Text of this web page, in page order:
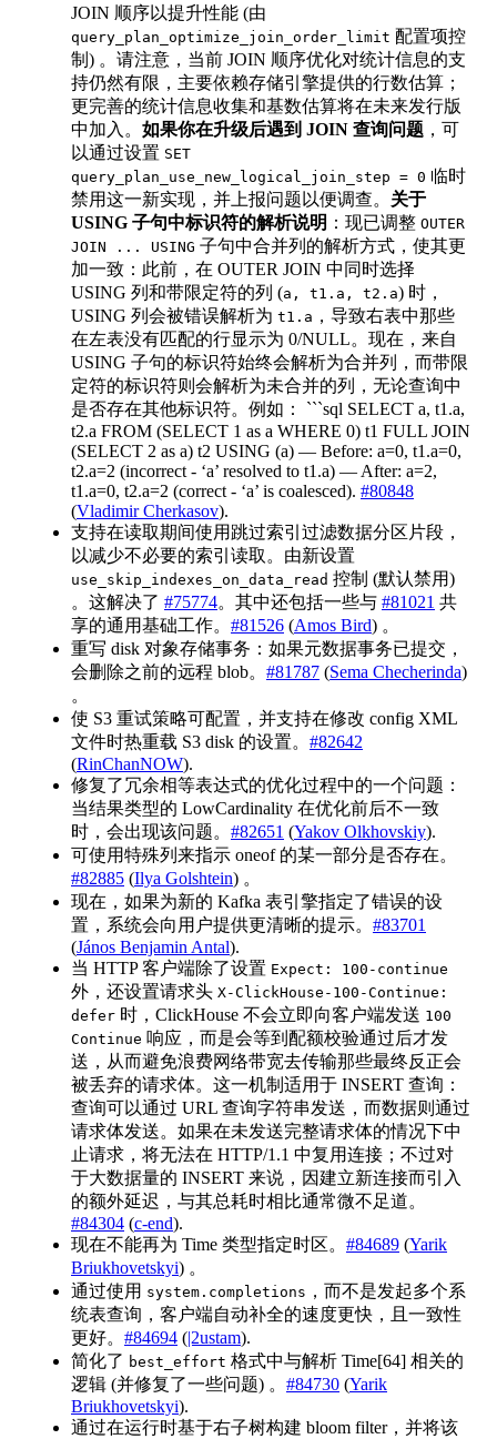
JOIN 顺序以提升性能 (由
query_plan_optimize_join_order_limit 配置项控
制) 。请注意，当前 JOIN 顺序优化对统计信息的支
持仍然有限，主要依赖存储引擎提供的行数估算；
更完善的统计信息收集和基数估算将在未来发行版
中加入。 如果你在升级后遇到 JOIN 查询问题 ，可
以通过设置 SET
query_plan_use_new_logical_join_step = 0 临时
禁用这一新实现，并上报问题以便调查。 关于
USING 子句中标识符的解析说明 ：现已调整 OUTER
JOIN ... USING 子句中合并列的解析方式，使其更
加一致：此前，在 OUTER JOIN 中同时选择
USING 列和带限定符的列 (a, t1.a, t2.a) 时，
USING 列会被错误解析为 t1.a ，导致右表中那些
在左表没有匹配的行显示为 0/NULL。现在，来自
USING 子句的标识符始终会解析为合并列，而带限
定符的标识符则会解析为未合并的列，无论查询中
是否存在其他标识符。例如： ```sql SELECT a, t1.a,
t2.a FROM (SELECT 1 as a WHERE 0) t1 FULL JOIN
(SELECT 2 as a) t2 USING (a) — Before: a=0, t1.a=0,
t2.a=2 (incorrect - ‘a’ resolved to t1.a) — After: a=2,
t1.a=0, t2.a=2 (correct - ‘a’ is coalesced). #80848
(Vladimir Cherkasov).
支持在读取期间使用跳过索引过滤数据分区片段，
以减少不必要的索引读取。由新设置
use_skip_indexes_on_data_read 控制 (默认禁用)
。这解决了 #75774。其中还包括一些与 #81021 共
享的通用基础工作。 #81526 (Amos Bird) 。
重写 disk 对象存储事务：如果元数据事务已提交，
会删除之前的远程 blob。 #81787 (Sema Checherinda)
。
使 S3 重试策略可配置，并支持在修改 config XML
文件时热重载 S3 disk 的设置。 #82642
(RinChanNOW).
修复了冗余相等表达式的优化过程中的一个问题：
当结果类型的 LowCardinality 在优化前后不一致
时，会出现该问题。 #82651 (Yakov Olkhovskiy).
可使用特殊列来指示 oneof 的某一部分是否存在。
#82885 (Ilya Golshtein) 。
现在，如果为新的 Kafka 表引擎指定了错误的设
置，系统会向用户提供更清晰的提示。 #83701
(János Benjamin Antal).
当 HTTP 客户端除了设置 Expect: 100-continue
外，还设置请求头 X-ClickHouse-100-Continue:
defer 时，ClickHouse 不会立即向客户端发送 100
Continue 响应，而是会等到配额校验通过后才发
送，从而避免浪费网络带宽去传输那些最终反正会
被丢弃的请求体。这一机制适用于 INSERT 查询：
查询可以通过 URL 查询字符串发送，而数据则通过
请求体发送。如果在未发送完整请求体的情况下中
止请求，将无法在 HTTP/1.1 中复用连接；不过对
于大数据量的 INSERT 来说，因建立新连接而引入
的额外延迟，与其总耗时相比通常微不足道。
#84304 (c-end).
现在不能再为 Time 类型指定时区。 #84689 (Yarik
Briukhovetskyi) 。
通过使用 system.completions ，而不是发起多个系
统表查询，客户端自动补全的速度更快，且一致性
更好。 #84694 (|2ustam).
简化了 best_effort 格式中与解析 Time[64] 相关的
逻辑 (并修复了一些问题) 。 #84730 (Yarik
Briukhovetskyi).
通过在运行时基于右子树构建 bloom filter，并将该